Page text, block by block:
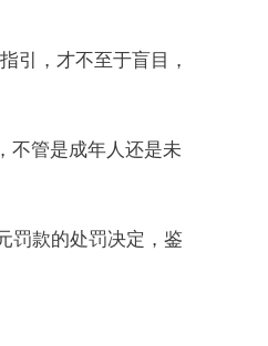
引，才不至于盲目，
不管是成年人还是未
罚款的处罚决定，鉴